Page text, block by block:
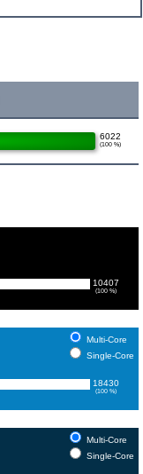
6022
(100 %)
10407
(100 %)
Multi-Core
Single-Core
18430
(100 %)
Multi-Core
Single-Core